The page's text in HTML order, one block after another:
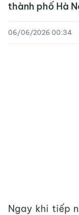
thành phố Hà
06/06/2026 00:34
Ngay khi tiếp